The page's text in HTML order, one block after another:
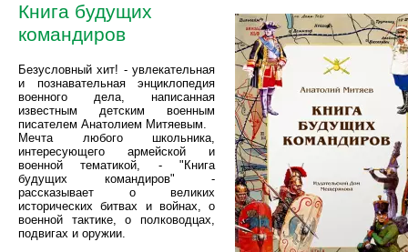
Книга будущих
командиров
Безусловный хит! - увлекательная
и познавательная энциклопедия
военного дела, написанная
известным детским военным
писателем Анатолием Митяевым.
Мечта любого школьника,
интересующего армейской и
военной тематикой, - "Книга
будущих командиров" -
рассказывает о великих
исторических битвах и войнах, о
военной тактике, о полководцах,
подвигах и оружии.